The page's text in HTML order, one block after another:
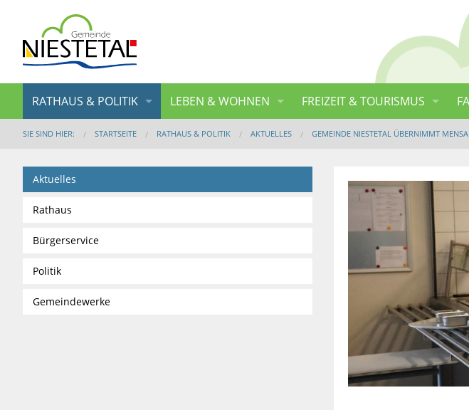
RATHAUS & POLITIK LEBEN & WOHNEN FREIZEIT & TOURISMUS
SIE SIND HIER: STARTSEITE RATHAUS & POLITIK AKTUELLES GEMEINDE NIESTETAL ÜBERNIMMT
Aktuelles
Rathaus
Bürgerservice
Politik
Gemeindewerke